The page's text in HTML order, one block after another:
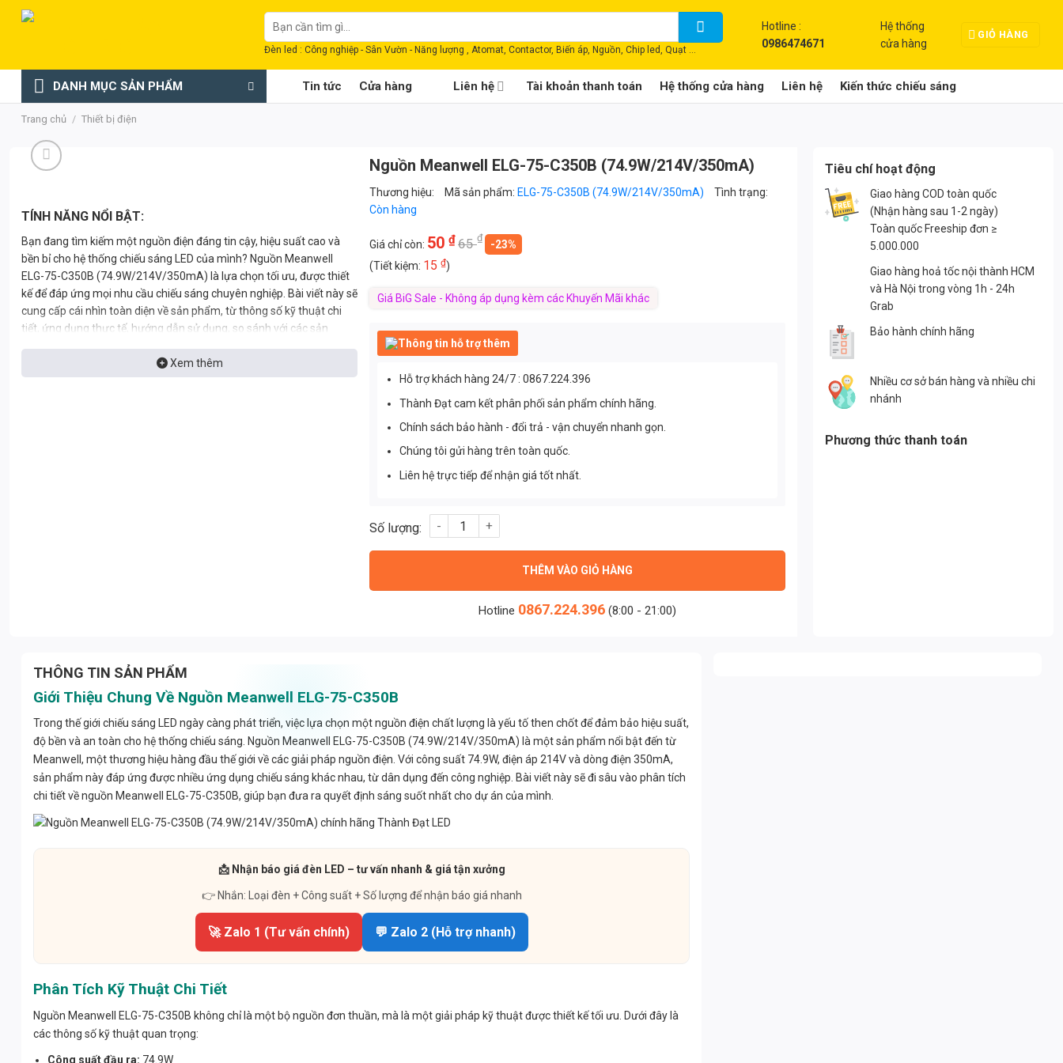
Chuyển
dung
Tìm
kiếm:
Đèn led : Công nghiệp - Sân Vườn - Năng lượng , Atomat, Contactor, Biến áp, Nguồn, Chip led, Quạt ...
Hotline :
0986474671
Hệ thống
cửa hàng
GIỎ HÀNG
DANH MỤC SẢN PHẨM Tin tức Cửa hàng Liên hệ Tài khoản thanh toán Hệ thống cửa hàng Liên hệ Kiến thức chiếu sáng
Trang chủ / Thiết bị điện
TÍNH NĂNG NỔI BẬT:
Bạn đang tìm kiếm một nguồn điện đáng tin cậy, hiệu suất cao và
bền bỉ cho hệ thống chiếu sáng LED của mình? Nguồn Meanwell
ELG-75-C350B (74.9W/214V/350mA) là lựa chọn tối ưu, được thiết
kế để đáp ứng mọi nhu cầu chiếu sáng chuyên nghiệp. Bài viết này sẽ
cung cấp cái nhìn toàn diện về sản phẩm, từ thông số kỹ thuật chi
tiết, ứng dụng thực tế, hướng dẫn sử dụng, so sánh với các sản
gặp. Với 15 năm kinh nghiệm trong ngành chiếu sáng, Thành Đạt
LED TDL cam kết mang đến cho bạn giải pháp chiếu sáng hoàn hảo
Xem thêm
Nguồn Meanwell ELG-75-C350B (74.9W/214V/350mA)
Thương hiệu: Mã sản phẩm: ELG-75-C350B (74.9W/214V/350mA)
Tình trạng:
Còn hàng
Giá chỉ còn: 50 ₫65₫
-23%
(Tiết kiệm: 15 ₫)
Giá BiG Sale - Không áp dụng kèm các Khuyến Mãi khác
Thông tin hỗ trợ thêm
Hỗ trợ khách hàng 24/7 : 0867.224.396
Thành Đạt cam kết phân phối sản phẩm chính hãng.
Chính sách bảo hành - đổi trả - vận chuyển nhanh gọn.
Chúng tôi gửi hàng trên toàn quốc.
Liên hệ trực tiếp để nhận giá tốt nhất.
Nguồn Meanwell ELG-75-C350B (74.9W/214V/350mA) số lượng
THÊM VÀO GIỎ HÀNG
Hotline 0867.224.396 (8:00 - 21:00)
Tiêu chí hoạt động
Giao hàng COD toàn quốc
(Nhận hàng sau 1-2 ngày)
Toàn quốc Freeship đơn ≥
5.000.000
Giao hàng hoả tốc nội thành HCM
và Hà Nội trong vòng 1h - 24h
Grab
Bảo hành chính hãng
Nhiều cơ sở bán hàng và nhiều chi
nhánh
Phương thức thanh toán
THÔNG TIN SẢN PHẨM
Giới Thiệu Chung Về Nguồn Meanwell ELG-75-C350B
Trong thế giới chiếu sáng LED ngày càng phát triển, việc lựa chọn một nguồn điện chất lượng là yếu tố then chốt để đảm bảo hiệu suất,
độ bền và an toàn cho hệ thống chiếu sáng. Nguồn Meanwell ELG-75-C350B (74.9W/214V/350mA) là một sản phẩm nổi bật đến từ
Meanwell, một thương hiệu hàng đầu thế giới về các giải pháp nguồn điện. Với công suất 74.9W, điện áp 214V và dòng điện 350mA,
sản phẩm này đáp ứng được nhiều ứng dụng chiếu sáng khác nhau, từ dân dụng đến công nghiệp. Bài viết này sẽ đi sâu vào phân tích
chi tiết về nguồn Meanwell ELG-75-C350B, giúp bạn đưa ra quyết định sáng suốt nhất cho dự án của mình.
📩 Nhận báo giá đèn LED – tư vấn nhanh & giá tận xưởng
👉 Nhắn: Loại đèn + Công suất + Số lượng để nhận báo giá nhanh
🚀 Zalo 1 (Tư vấn chính) 💬 Zalo 2 (Hỗ trợ nhanh)
Phân Tích Kỹ Thuật Chi Tiết
Nguồn Meanwell ELG-75-C350B không chỉ là một bộ nguồn đơn thuần, mà là một giải pháp kỹ thuật được thiết kế tối ưu. Dưới đây là
các thông số kỹ thuật quan trọng:
Công suất đầu ra: 74.9W